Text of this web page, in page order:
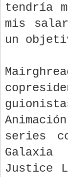
tendría
mis
un
series
Justice